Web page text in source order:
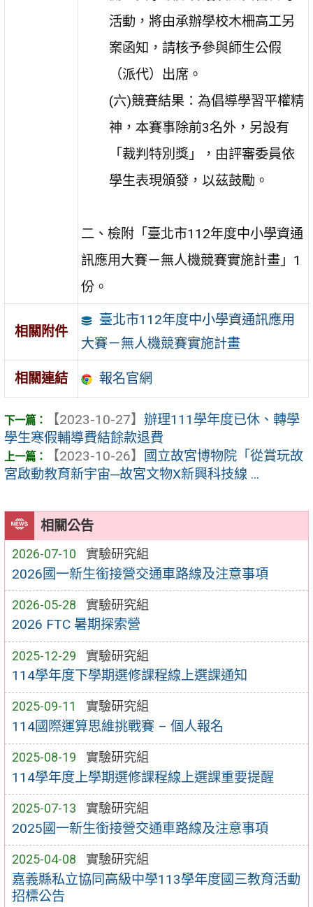
相關公告
2026-07-10 實驗研究組
2026國一新生銜接營交通車路線及注意事項
2026-05-28 實驗研究組
2026 FTC 暑期探索營
2025-12-29 實驗研究組
114學年度下學期選修課程線上選課通知
2025-09-11 實驗研究組
114國際運算思維挑戰賽 – 個人報名
2025-08-19 實驗研究組
114學年度上學期選修課程線上選課重要提醒
2025-07-13 實驗研究組
2025國一新生銜接營交通車路線及注意事項
2025-04-08 實驗研究組
嘉義縣私立協同高級中學113學年度國三教育活動
招標公告
活動，將由承辦學校木柵高工另
案函知，請核予參與師生公假
（派代）出席。
(六)競賽結果：為倡導學習平權精
神，本賽事除前3名外，另設有
「裁判特別獎」，由評審委員依
學生表現頒發，以茲鼓勵。
二、檢附「臺北市112年度中小學資通
訊應用大賽－無人機競賽實施計畫」1
份。
相關附件
臺北市112年度中小學資通訊應用
大賽－無人機競賽實施計畫
相關連結 報名官網
【2023-10-27】 辦理111學年度已休、轉學
學生寒假輔導費結餘款退費
【2023-10-26】
國立故宮博物院「從賞玩故
宮啟動教育新宇宙─故宮文物X新興科技線 ...